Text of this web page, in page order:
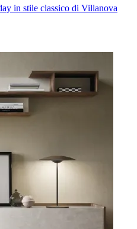
in stile classico di Villanova